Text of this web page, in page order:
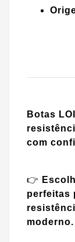
Botas
com
👉
perfeitas
moderno.